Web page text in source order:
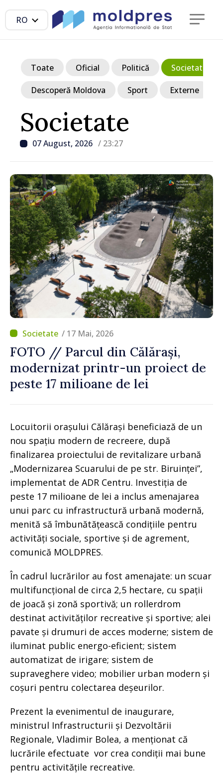
RO
Societate
07 August, 2026 / 23:27
Toate Oficial Politică Societate
Descoperă Moldova Sport Externe
/ 17 Mai, 2026
FOTO // Parcul din Călărași,
modernizat printr-un proiect de
peste 17 milioane de lei
Locuitorii orașului Călărași beneficiază de un
nou spațiu modern de recreere, după
finalizarea proiectului de revitalizare urbană
„Modernizarea Scuarului de pe str. Biruinței”,
implementat de ADR Centru. Investiția de
peste 17 milioane de lei a inclus amenajarea
unui parc cu infrastructură urbană modernă,
menită să îmbunătățească condițiile pentru
activități sociale, sportive și de agrement,
comunică MOLDPRES.
În cadrul lucrărilor au fost amenajate: un scuar
multifuncțional de circa 2,5 hectare, cu spații
de joacă și zonă sportivă; un rollerdrom
destinat activităților recreative și sportive; alei
pavate și drumuri de acces moderne; sistem de
iluminat public energo-eficient; sistem
automatizat de irigare; sistem de
supraveghere video; mobilier urban modern și
coșuri pentru colectarea deșeurilor.
Prezent la evenimentul de inaugurare,
ministrul Infrastructurii și Dezvoltării
Regionale, Vladimir Bolea, a menționat că
lucrările efectuate vor crea condiții mai bune
pentru activitățile recreative.